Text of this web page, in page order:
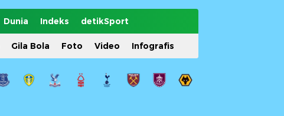
Dunia Indeks detikSport
Gila Bola Foto Video Infografis